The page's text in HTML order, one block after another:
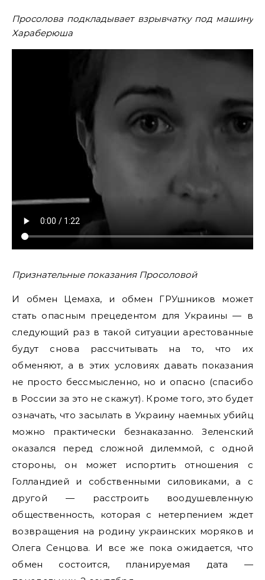
Просолова подкладывает взрывчатку под машину
Хараберюша
Признательные показания Просоловой
И обмен Цемаха, и обмен ГРУшников может
стать опасным прецедентом для Украины — в
следующий раз в такой ситуации арестованные
будут снова рассчитывать на то, что их
обменяют, а в этих условиях давать показания
не просто бессмысленно, но и опасно (спасибо
в России за это не скажут). Кроме того, это будет
означать, что засылать в Украину наемных убийц
можно практически безнаказанно. Зеленский
оказался перед сложной дилеммой, с одной
стороны, он может испортить отношения с
Голландией и собственными силовиками, а с
другой — расстроить воодушевленную
общественность, которая с нетерпением ждет
возвращения на родину украинских моряков и
Олега Сенцова. И все же пока ожидается, что
обмен состоится, планируемая дата —